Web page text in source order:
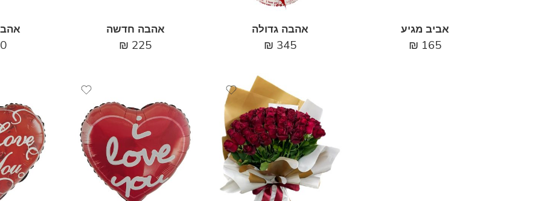
אביב מגיע
165
₪
אהבה גדולה
345
₪
אהבה חדשה
225
₪